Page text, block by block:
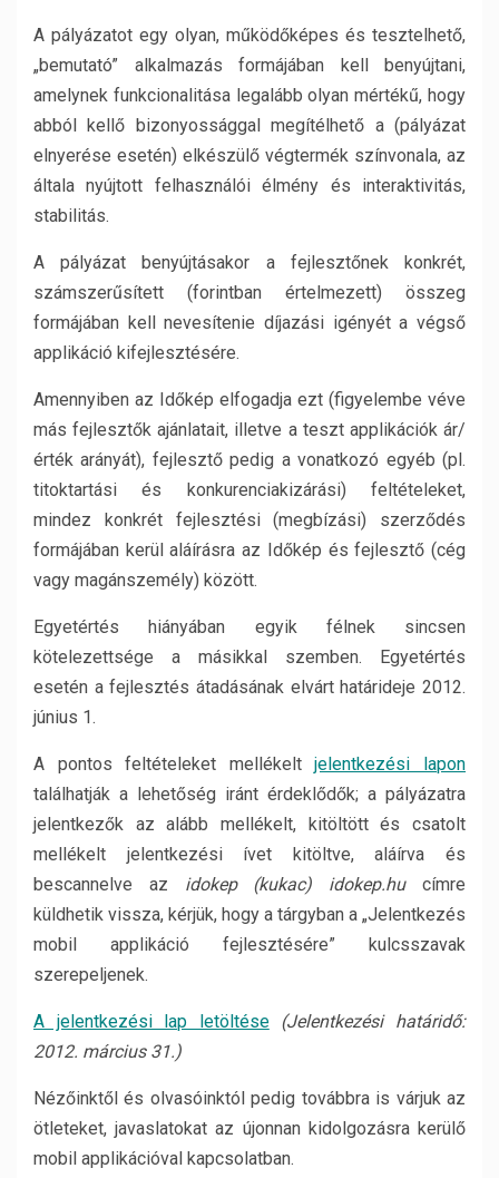
A pályázatot egy olyan, működőképes és tesztelhető,
„bemutató” alkalmazás formájában kell benyújtani,
amelynek funkcionalitása legalább olyan mértékű, hogy
abból kellő bizonyossággal megítélhető a (pályázat
elnyerése esetén) elkészülő végtermék színvonala, az
általa nyújtott felhasználói élmény és interaktivitás,
stabilitás.
A pályázat benyújtásakor a fejlesztőnek konkrét,
számszerűsített (forintban értelmezett) összeg
formájában kell nevesítenie díjazási igényét a végső
applikáció kifejlesztésére.
Amennyiben az Időkép elfogadja ezt (figyelembe véve
más fejlesztők ajánlatait, illetve a teszt applikációk ár/
érték arányát), fejlesztő pedig a vonatkozó egyéb (pl.
titoktartási és konkurenciakizárási) feltételeket,
mindez konkrét fejlesztési (megbízási) szerződés
formájában kerül aláírásra az Időkép és fejlesztő (cég
vagy magánszemély) között.
Egyetértés hiányában egyik félnek sincsen
kötelezettsége a másikkal szemben. Egyetértés
esetén a fejlesztés átadásának elvárt határideje 2012.
június 1.
A pontos feltételeket mellékeltjelentkezési lapon
találhatják a lehetőség iránt érdeklődők; a pályázatra
jelentkezők az alább mellékelt, kitöltött és csatolt
mellékelt jelentkezési ívet kitöltve, aláírva és
bescannelve az idokep (kukac) idokep.hucímre
küldhetik vissza, kérjük, hogy a tárgyban a „Jelentkezés
mobil applikáció fejlesztésére” kulcsszavak
szerepeljenek.
A jelentkezési lap letöltése(Jelentkezési határidő:
2012. március 31.)
Nézőinktől és olvasóinktól pedig továbbra is várjuk az
ötleteket, javaslatokat az újonnan kidolgozásra kerülő
mobil applikációval kapcsolatban.